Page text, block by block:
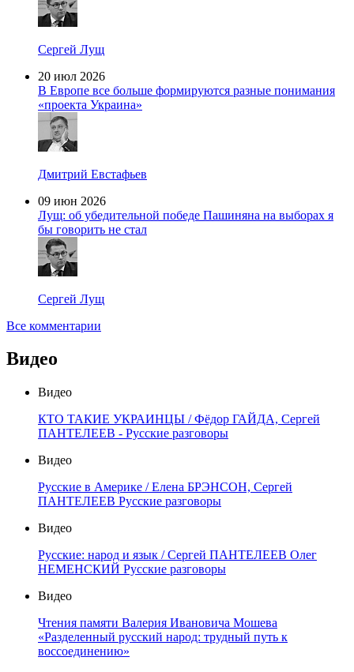
Сергей Лущ
20 июл 2026
В Европе все больше формируются разные понимания
«проекта Украина»
Дмитрий Евстафьев
09 июн 2026
Лущ: об убедительной победе Пашиняна на выборах я
бы говорить не стал
Сергей Лущ
Все комментарии
Видео
Видео
КТО ТАКИЕ УКРАИНЦЫ / Фёдор ГАЙДА, Сергей
ПАНТЕЛЕЕВ - Русские разговоры
Видео
Русские в Америке / Елена БРЭНСОН, Сергей
ПАНТЕЛЕЕВ Русские разговоры
Видео
Русские: народ и язык / Сергей ПАНТЕЛЕЕВ Олег
НЕМЕНСКИЙ Русские разговоры
Видео
Чтения памяти Валерия Ивановича Мошева
«Разделенный русский народ: трудный путь к
воссоединению»